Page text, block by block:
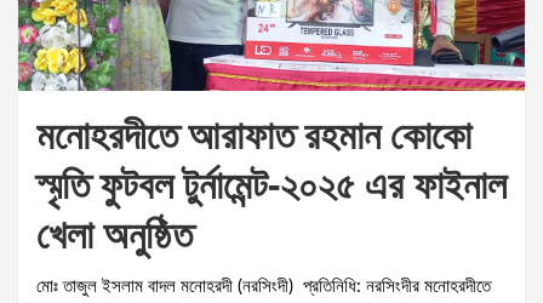
মনোহরদীতে আরাফাত রহমান কোকো
স্মৃতি ফুটবল টুর্নামেন্ট-২০২৫ এর ফাইনাল
খেলা অনুষ্ঠিত
মোঃ তাজুল ইসলাম বাদল মনোহরদী (নরসিংদী) প্রতিনিধি: নরসিংদীর মনোহরদীতে